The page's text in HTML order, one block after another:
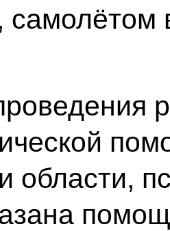
самолётом
области,